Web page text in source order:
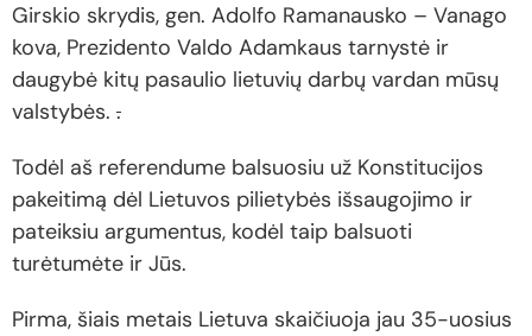
Girskio skrydis, gen. Adolfo Ramanausko – Vanago
kova, Prezidento Valdo Adamkaus tarnystė ir
daugybė kitų pasaulio lietuvių darbų vardan mūsų
valstybės. .
Todėl aš referendume balsuosiu už Konstitucijos
pakeitimą dėl Lietuvos pilietybės išsaugojimo ir
pateiksiu argumentus, kodėl taip balsuoti
turėtumėte ir Jūs.
Pirma, šiais metais Lietuva skaičiuoja jau 35-uosius